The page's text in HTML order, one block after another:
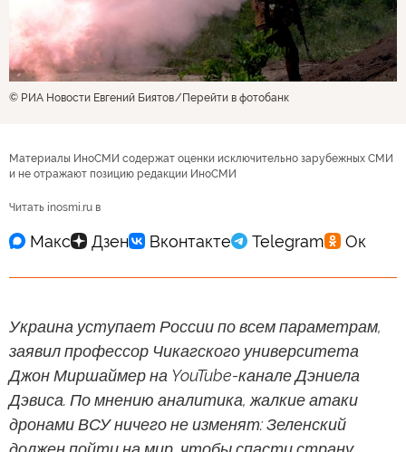
© РИА Новости Евгений Биятов Перейти в фотобанк
Материалы ИноСМИ содержат оценки исключительно зарубежных СМИ
и не отражают позицию редакции ИноСМИ
Читать inosmi.ru в
Украина уступает России по всем параметрам,
заявил профессор Чикагского университета
Джон Миршаймер на YouTube-канале Дэниела
Дэвиса. По мнению аналитика, жалкие атаки
дронами ВСУ ничего не изменят: Зеленский